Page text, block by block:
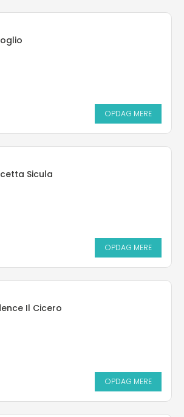
OPDAG MERE
Sicula
OPDAG MERE
Il Cicero
OPDAG MERE